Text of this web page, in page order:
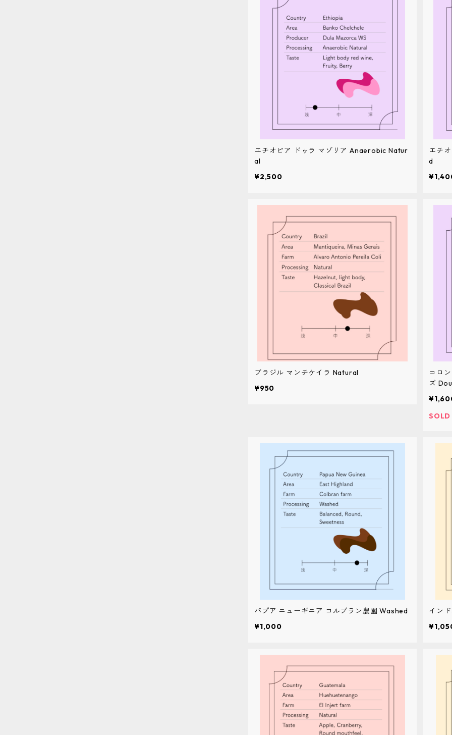
エチオピア ドゥラ マゾリア Anaerobic Natur
al
¥2,500
エチ
d
ブラジル マンチケイラ Natural
¥950
コロ
ズ
パプア ニューギニア コルブラン農園 Washed
¥1,000
イン